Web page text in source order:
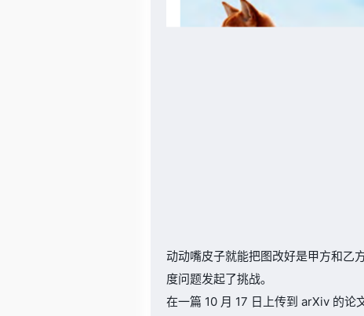
动动嘴皮子就能把图改好是甲方和乙
度问题发起了挑战。
在一篇 10 月 17 日上传到 arXiv 的论